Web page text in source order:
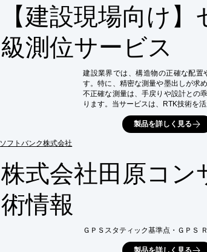
【建設現場向け
級測位サービス
ソフトバンク株式会社
建設業界では、構造物の正確な配置
す。特に、精密な測量や墨出しが求
不正確な測量は、手戻りや設計との
ります。当サービスは、RTK技術を
提供することで、これらの課題に対
【活用シーン】
・ドローンによる測量・点検
【導入の効果】
製品を詳しく見る
株式会社田原コ
術情報
ＧＰＳスタティック基準点・ＧＰＳ